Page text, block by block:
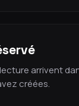
arrivent
créées.